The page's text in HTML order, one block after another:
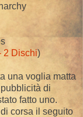
2 Dischi)
una voglia matta
di
fatto uno.
corsa il seguito